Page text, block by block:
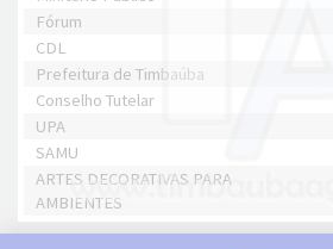
Fórum
CDL
Prefeitura de Timbaúba
Conselho Tutelar
UPA
SAMU
ARTES DECORATIVAS PARA
AMBIENTES